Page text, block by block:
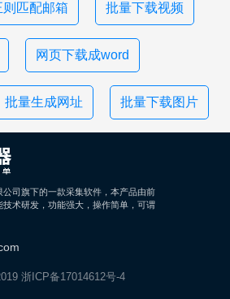
则匹配邮箱 批量下载视频
网页下载成word
批量生成网址 批量下载图片
司旗下的一款采集软件，本产品由前
术研发，功能强大，操作简单，可谓
浙ICP备17014612号-4